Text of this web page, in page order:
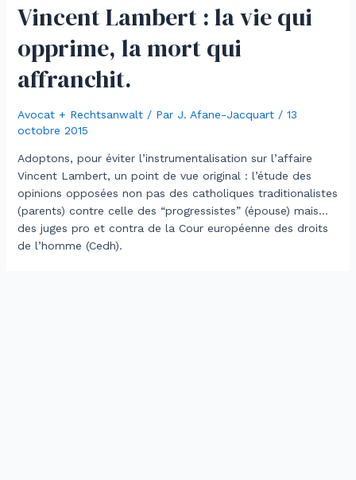
Vincent Lambert : la vie qui
opprime, la mort qui
affranchit.
Avocat + Rechtsanwalt/ Par J. Afane-Jacquart / 13
octobre 2015
Adoptons, pour éviter l’instrumentalisation sur l’affaire
Vincent Lambert, un point de vue original : l’étude des
opinions opposées non pas des catholiques traditionalistes
(parents) contre celle des “progressistes” (épouse) mais…
des juges pro et contra de la Cour européenne des droits
de l’homme (Cedh).